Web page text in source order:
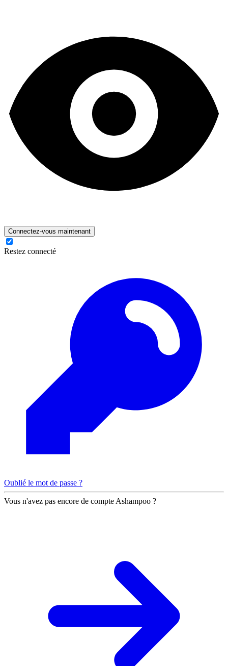
Connectez-vous maintenant
Restez connecté
Oublié le mot de passe ?
Vous n'avez pas encore de compte Ashampoo ?